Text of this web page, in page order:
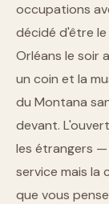
occupations
décidé d'être le
Orléans le soir
un coin et la
du Montana
devant.
les étrangers —
service mais la
que vous